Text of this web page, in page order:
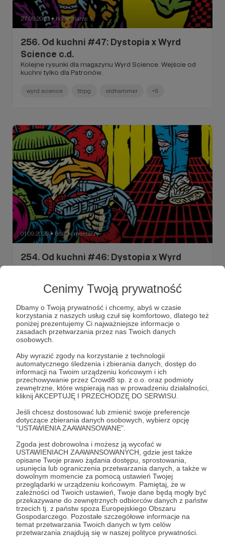
Cenimy Twoją prywatność
Dbamy o Twoją prywatność i chcemy, abyś w czasie
korzystania z naszych usług czuł się komfortowo, dlatego też
poniżej prezentujemy Ci najważniejsze informacje o
zasadach przetwarzania przez nas Twoich danych
osobowych.
Aby wyrazić zgody na korzystanie z technologii
automatycznego śledzenia i zbierania danych, dostęp do
informacji na Twoim urządzeniu końcowym i ich
przechowywanie przez Crowd8 sp. z o.o. oraz podmioty
zewnętrzne, które wspierają nas w prowadzeniu działalności,
kliknij AKCEPTUJĘ I PRZECHODZĘ DO SERWISU.
Jeśli chcesz dostosować lub zmienić swoje preferencje
dotyczące zbierania danych osobowych, wybierz opcję
"USTAWIENIA ZAAWANSOWANE".
Zgoda jest dobrowolna i możesz ją wycofać w
USTAWIENIACH ZAAWANSOWANYCH, gdzie jest także
opisane Twoje prawo żądania dostępu, sprostowania,
usunięcia lub ograniczenia przetwarzania danych, a także w
dowolnym momencie za pomocą ustawień Twojej
przeglądarki w urządzeniu końcowym. Pamiętaj, że w
zależności od Twoich ustawień, Twoje dane będą mogły być
przekazywane do zewnętrznych odbiorców danych z państw
trzecich tj. z państw spoza Europejskiego Obszaru
Gospodarczego. Pozostałe szczegółowe informacje na
temat przetwarzania Twoich danych w tym celów
przetwarzania znajdują się w naszej polityce prywatności.
27.09.2023 ● Komentarze: 1
256. Od kuchni #47: Dystopia x Wyrd
Science c.d.
Kolejne rysunki dla magazynu Wyrd Science. Wejście od
kuchni tylko dla Patronów.
wyrd science ttrpg oldhammer +5
01.09.2023 ● Brak komentarzy
254. Od kuchni #46: Dystopia x Wyrd
Science
Patronów.
wyrd science rpg ttrpg +5
24.05.2023 Brak komentarzy
239. Dobro #42: Administracyjna Jatka
Prosta gra o trudnych zadaniach. Dla Patronów 13+.
rpg ttrpg gry fabularne +2